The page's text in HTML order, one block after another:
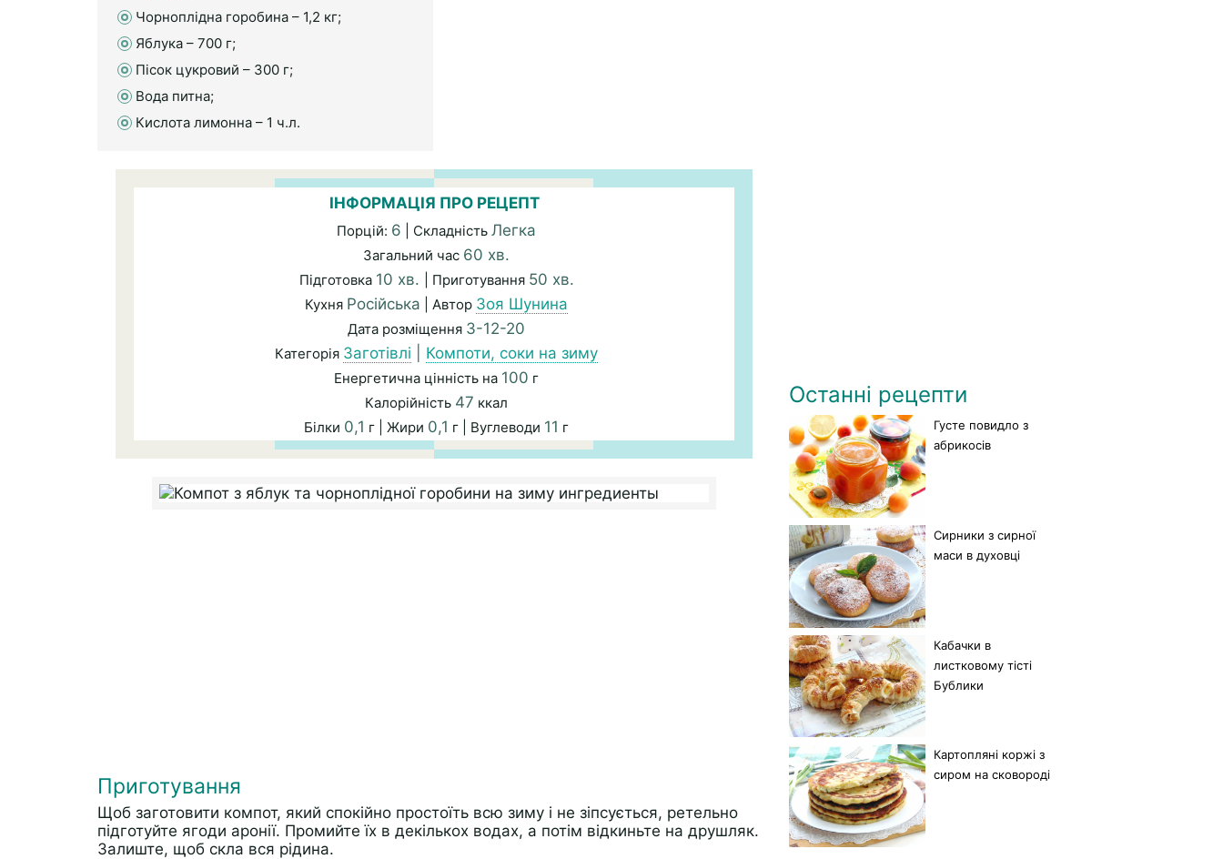
Чорноплідна горобина – 1,2 кг;
Яблука – 700 г;
Пісок цукровий – 300 г;
Вода питна;
Кислота лимонна – 1 ч.л.
ІНФОРМАЦІЯ ПРО РЕЦЕПТ
Порцій: 6 | Складність Легка
Загальний час 60 хв.
Підготовка 10 хв. | Приготування 50 хв.
Кухня Російська | Автор Зоя Шунина
Дата розміщення 3-12-20
Категорія Заготівлі Компоти, соки на зиму
Енергетична цінність на 100 г
Калорійність 47 ккал
Білки 0,1 г | Жири 0,1 г | Вуглеводи 11 г
Приготування
Щоб заготовити компот, який спокійно простоїть всю зиму і не зіпсується, ретельно
підготуйте ягоди аронії. Промийте їх в декількох водах, а потім відкиньте на друшляк.
Залиште, щоб скла вся рідина.
Останні рецепти
Густе повидло з
абрикосів
Сирники з сирної
маси в духовці
Кабачки в
листковому тісті
Бублики
Картопляні коржі з
сиром на сковороді